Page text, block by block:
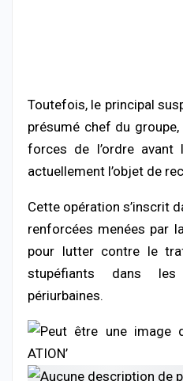
Toutefois, le principal
présumé chef du
forces de l’ordre
actuellement l’objet de
Cette opération s’inscrit
renforcées menées par
pour lutter contre le
stupéfiants dans
périurbaines.